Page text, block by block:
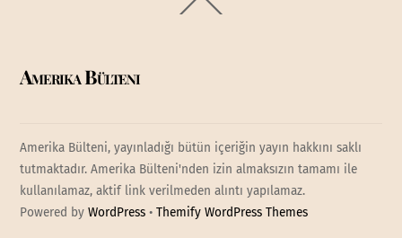
To
Amerika Bülteni
Amerika Bülteni, yayınladığı bütün içeriğin yayın hakkını saklı
tutmaktadır. Amerika Bülteni'nden izin almaksızın tamamı ile
kullanılamaz, aktif link verilmeden alıntı yapılamaz.
Powered byWordPress •Themify WordPress Themes